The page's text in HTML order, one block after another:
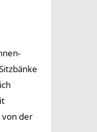
von der